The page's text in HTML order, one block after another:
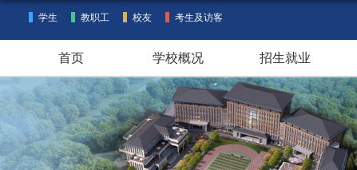
学生 教职工 校友 考生及访客
首页 学校概况 招生就业